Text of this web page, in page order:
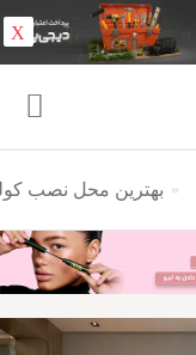
بهترین محل نصب
X